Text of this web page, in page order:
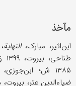
مآخذ
ابن‌اثیر، مبارک،النهایة
طناحی، بیروت، ۱۳۹۹ ق/ ۱۹۷۹ م؛ ابن‌بابویه، محمد،
۱۳۸۵ ش؛ ابن‌جوزی، عبدالرحمان،
ضیاء‌الدین عتر، بیروت، ۱۴۰۸ ق/ ۱۹۸۷ م؛ ابن‌درید، محمد،